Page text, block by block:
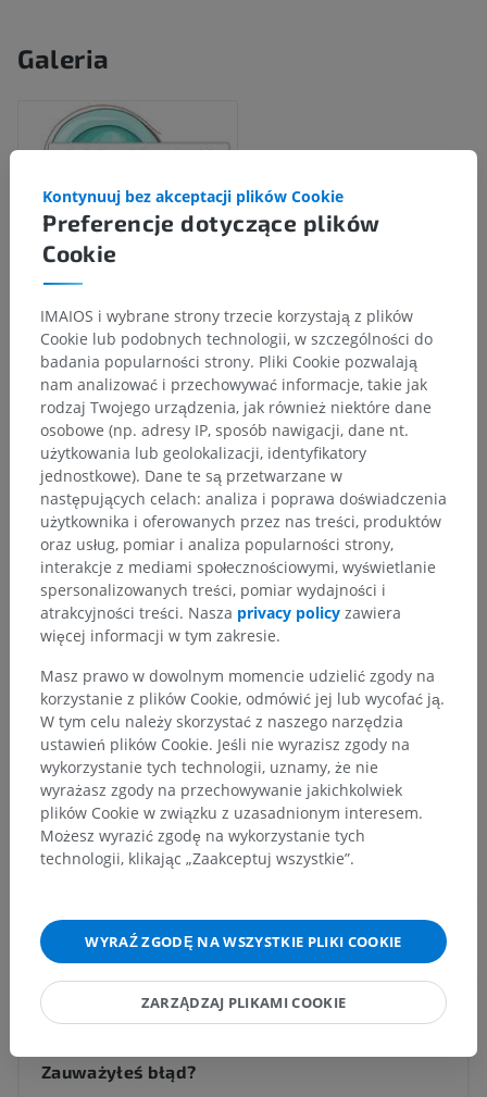
Galeria
Hierarchia anatomiczna
Anatomia człowieka 2
Ciało ludzkie Układy mięśniowo-szkieletowe>
Układ mięśniowy
Część czaszkowa układu mięśniowo-szkieletowego
Mięśnie głowy
> Mięśnie małżowiny usznej
Mięsień mniejszy obrąbka
Powiązane struktury:Nie istnieją struktury powiązane
z tą częścią ciała
Anatomia człowieka 1
Neuroanatomia człowieka
Tłumaczenia
Zauważyłeś błąd?
Preferencje dotyczące plików
Cookie
Kontynuuj bez akceptacji plików Cookie
IMAIOS i wybrane strony trzecie korzystają z plików
Cookie lub podobnych technologii, w szczególności do
badania popularności strony. Pliki Cookie pozwalają
nam analizować i przechowywać informacje, takie jak
rodzaj Twojego urządzenia, jak również niektóre dane
osobowe (np. adresy IP, sposób nawigacji, dane nt.
użytkowania lub geolokalizacji, identyfikatory
jednostkowe). Dane te są przetwarzane w
następujących celach: analiza i poprawa doświadczenia
użytkownika i oferowanych przez nas treści, produktów
oraz usług, pomiar i analiza popularności strony,
interakcje z mediami społecznościowymi, wyświetlanie
spersonalizowanych treści, pomiar wydajności i
atrakcyjności treści. Nasza privacy policy zawiera
więcej informacji w tym zakresie.
Masz prawo w dowolnym momencie udzielić zgody na
korzystanie z plików Cookie, odmówić jej lub wycofać ją.
W tym celu należy skorzystać z naszego narzędzia
ustawień plików Cookie. Jeśli nie wyrazisz zgody na
wykorzystanie tych technologii, uznamy, że nie
wyrażasz zgody na przechowywanie jakichkolwiek
plików Cookie w związku z uzasadnionym interesem.
Możesz wyrazić zgodę na wykorzystanie tych
technologii, klikając „Zaakceptuj wszystkie”.
WYRAŹ ZGODĘ NA WSZYSTKIE PLIKI COOKIE
ZARZĄDZAJ PLIKAMI COOKIE